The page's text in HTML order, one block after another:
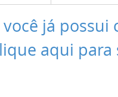
já possui
aqui para